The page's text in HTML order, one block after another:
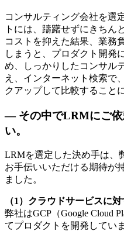
コンサルティング会社を選
トには、躊躇せずにきちん
コストを抑えた結果、業務
しまうと、プロダクト開発
め、しっかりしたコンサル
え、インターネット検索で
クアップして比較すること
— その中でLRMにご依
い。
LRMを選定した決め手は、
お手伝いいただける期待が
ました。
（1）クラウドサービスに
弊社はGCP（Google Cloud
てプロダクトを開発してい